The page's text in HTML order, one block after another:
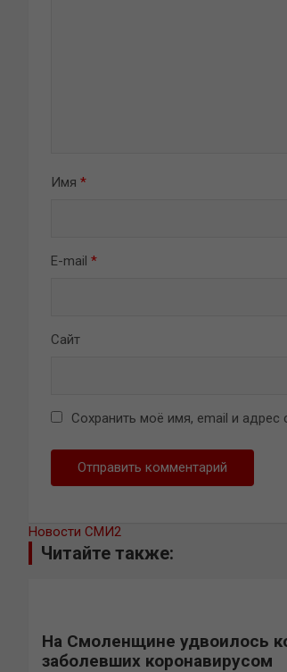
Имя *
E-mail *
Сайт
Сохранить моё имя, email и
Новости СМИ2
Читайте также:
На Смоленщине удвоилось
заболевших коронавирусом